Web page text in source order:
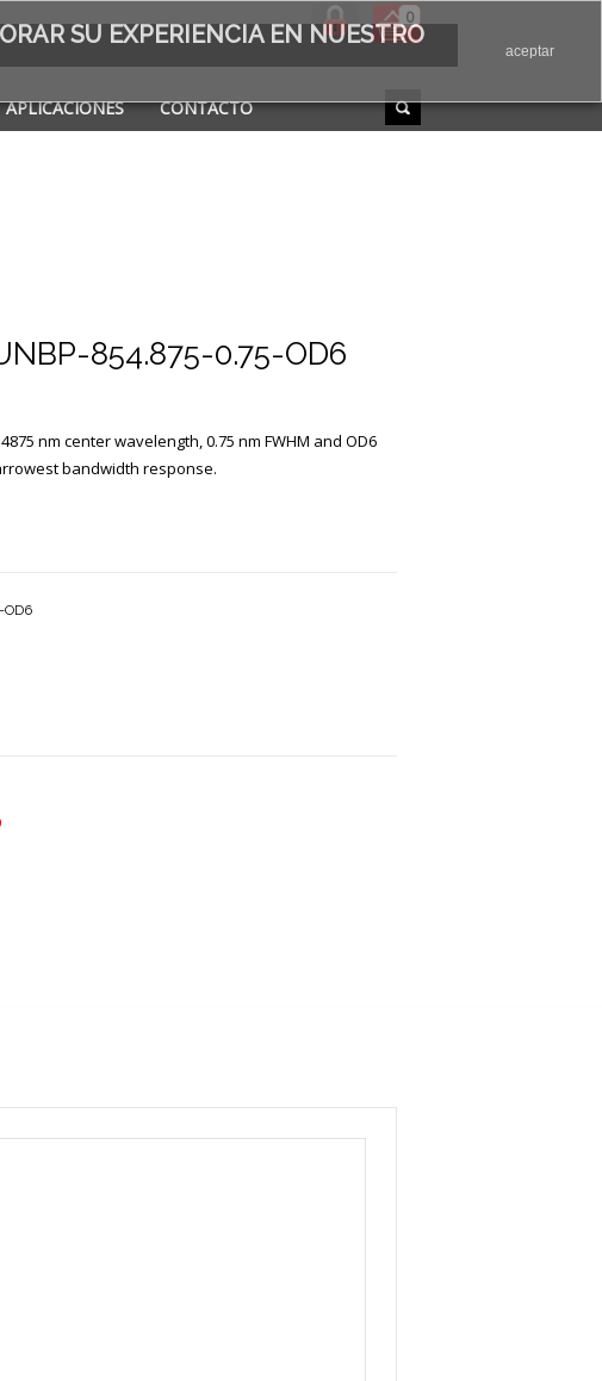
0
APLICACIONES
CONTACTO
854.875-0.75-OD6
nm center wavelength, 0.75 nm FWHM and OD6
bandwidth response.
OD6
SU EXPERIENCIA EN NUESTRO
aceptar